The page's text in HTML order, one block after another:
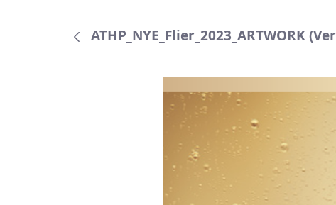
ATHP_NYE_Flier_2023_ARTWORK